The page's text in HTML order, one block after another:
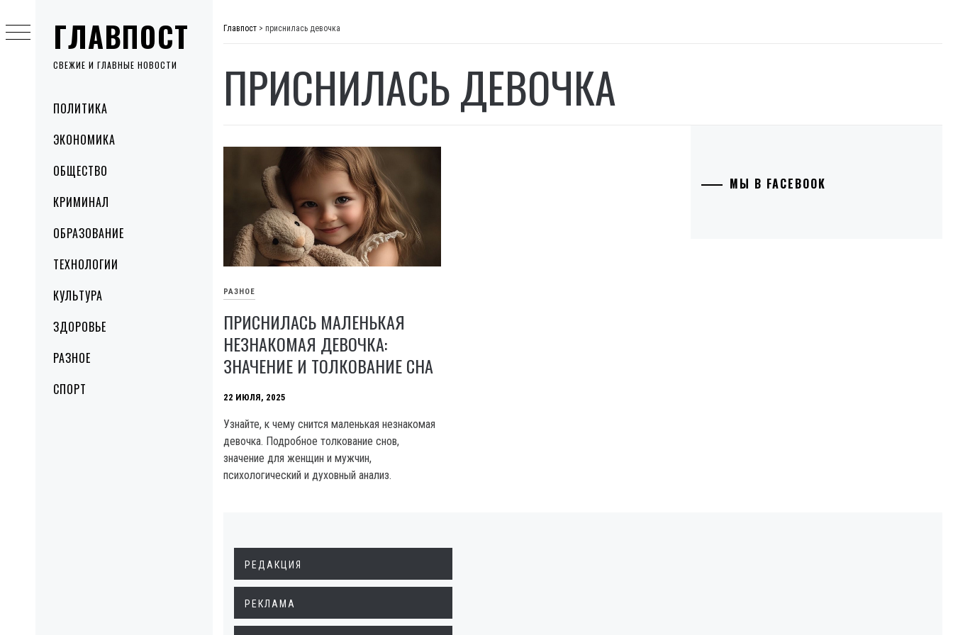
ГЛАВПОСТ
СВЕЖИЕ И ГЛАВНЫЕ НОВОСТИ
MenuПОЛИТИКА
ЭКОНОМИКА
ОБЩЕСТВО
КРИМИНАЛ
ОБРАЗОВАНИЕ
ТЕХНОЛОГИИ
КУЛЬТУРА
ЗДОРОВЬЕ
РАЗНОЕ
СПОРТ
to
content
Главпост > приснилась девочка
ПРИСНИЛАСЬ ДЕВОЧКА
РАЗНОЕ
ПРИСНИЛАСЬ МАЛЕНЬКАЯ
НЕЗНАКОМАЯ ДЕВОЧКА:
ЗНАЧЕНИЕ И ТОЛКОВАНИЕ СНА
22 ИЮЛЯ, 2025
Узнайте, к чему снится маленькая незнакомая
девочка. Подробное толкование снов,
значение для женщин и мужчин,
психологический и духовный анализ.
МЫ В FACEBOOK
РЕДАКЦИЯ
РЕКЛАМА